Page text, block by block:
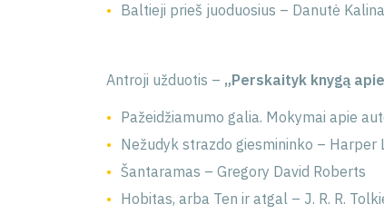
Baltieji prieš juoduosius – Danutė
Antroji užduotis – „Perskaityk knygą
Pažeidžiamumo galia. Mokymai apie
Nežudyk strazdo giesmininko – Harper
Šantaramas – Gregory David Roberts
Hobitas, arba Ten ir atgal – J. R. R.